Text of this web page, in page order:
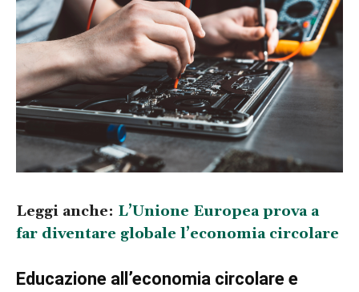
Leggi anche: L’Unione Europea prova a
far diventare globale l’economia circolare
Educazione all’economia circolare e